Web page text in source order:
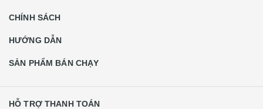
CHÍNH SÁCH
HƯỚNG DẪN
SẢN PHẨM BÁN CHẠY
HỖ TRỢ THANH TOÁN